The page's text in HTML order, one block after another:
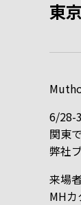
東
6/28-
関東
弊社
来場
MH